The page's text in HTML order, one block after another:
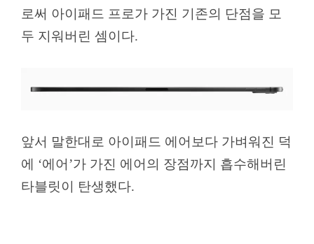
로써 아이패드 프로가 가진 기존의 단점을 모
두 지워버린 셈이다.
앞서 말한대로 아이패드 에어보다 가벼워진 덕
에 ‘에어’가 가진 에어의 장점까지 흡수해버린
타블릿이 탄생했다.